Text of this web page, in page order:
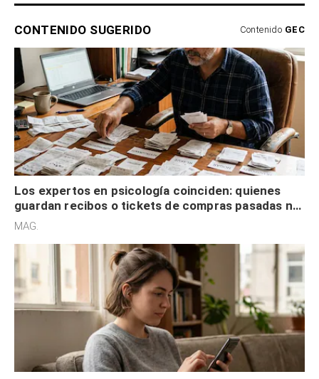
CONTENIDO SUGERIDO Contenido GEC
Los expertos en psicología coinciden: quienes
guardan recibos o tickets de compras pasadas no
son acumuladores, sino que tienen necesidad de
MAG.